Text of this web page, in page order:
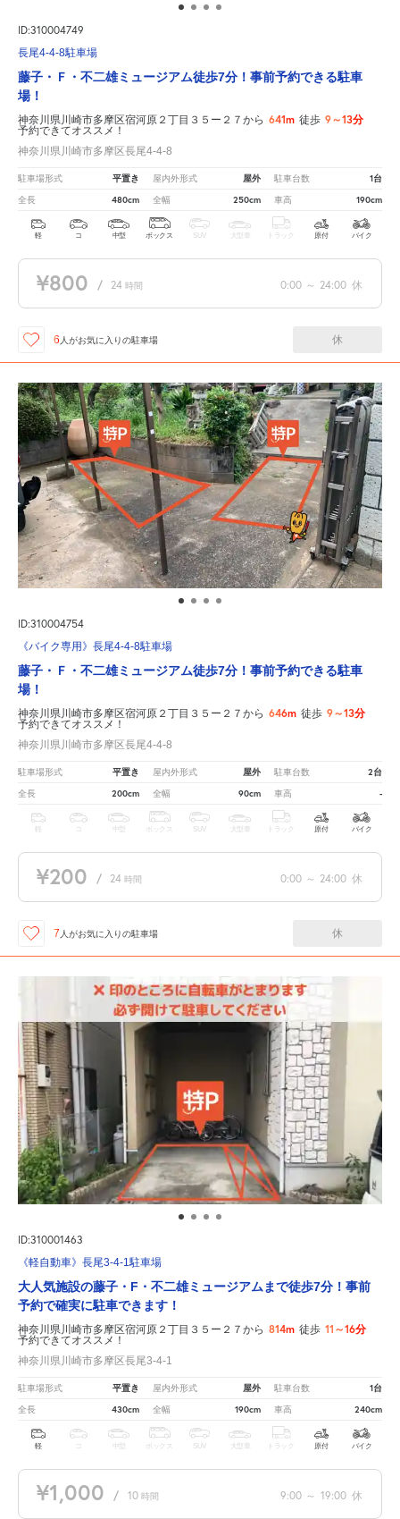
ID:310004749
長尾4-4-8駐車場
藤子・Ｆ・不二雄ミュージアム徒歩7分！事前予約できる駐車
場！
神奈川県川崎市多摩区宿河原２丁目３５ー２７から 641m 徒歩 9～13分
予約できてオススメ！
神奈川県川崎市多摩区長尾4-4-8
駐車場形式 平置き 屋内外形式 屋外 駐車台数 1台
全長 480cm 全幅 250cm 車高 190cm
軽 コ 中型 ボックス SUV 大型車 トラック 原付 バイク
¥800 / 24 時間 0:00 ～ 24:00 休
6 人がお気に入りの駐車場 休
ID:310004754
《バイク専用》長尾4-4-8駐車場
藤子・Ｆ・不二雄ミュージアム徒歩7分！事前予約できる駐車
場！
神奈川県川崎市多摩区宿河原２丁目３５ー２７から 646m 徒歩 9～13分
予約できてオススメ！
神奈川県川崎市多摩区長尾4-4-8
駐車場形式 平置き 屋内外形式 屋外 駐車台数 2台
全長 200cm 全幅 90cm 車高 -
軽 中型 ボックス SUV 大型車 トラック 原付 バイク
¥200 / 24 時間 0:00 ～ 24:00 休
7 人がお気に入りの駐車場 休
ID:310001463
《軽自動車》長尾3-4-1駐車場
大人気施設の藤子・F・不二雄ミュージアムまで徒歩7分！事前
予約で確実に駐車できます！
神奈川県川崎市多摩区宿河原２丁目３５ー２７から 814m 徒歩 11～16分
予約できてオススメ！
神奈川県川崎市多摩区長尾3-4-1
駐車場形式 平置き 屋内外形式 屋外 駐車台数 1台
全長 430cm 全幅 190cm 車高 240cm
軽 中型 ボックス SUV 大型車 トラック 原付 バイク
¥1,000 / 10 時間 9:00 ～ 19:00 休